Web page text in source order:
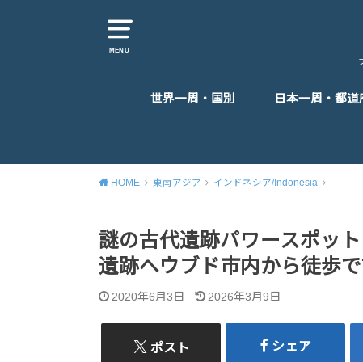
MENU
世界一周・国別 日本一周・都道
HOME 東南アジア インドネシア/Indonesia
謎の古代遺跡パワースポッ
遺跡へウブド市内から徒歩
2020年6月3日 2026年3月9日
ポスト シェア